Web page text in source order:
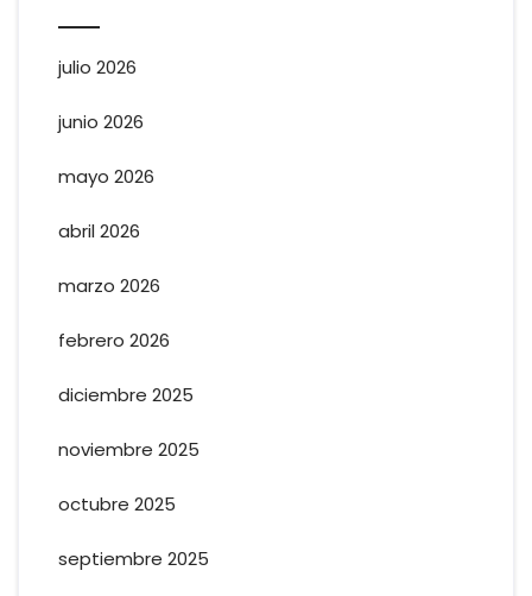
julio 2026
junio 2026
mayo 2026
abril 2026
marzo 2026
febrero 2026
diciembre 2025
noviembre 2025
octubre 2025
septiembre 2025